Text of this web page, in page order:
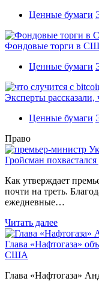
Ценные бумаги
Фондовые торги в
Ценные бумаги
Эксперты рассказали,
Ценные бумаги
Право
Гройсман
Как утверждает
почти на треть.
ежедневные…
Читать далее
Глава «Нафтогаза»
США
Глава «Нафтогаза»